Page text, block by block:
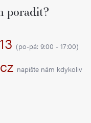
poradit?
(po-pá: 9:00 - 17:00)
napište nám kdykoliv